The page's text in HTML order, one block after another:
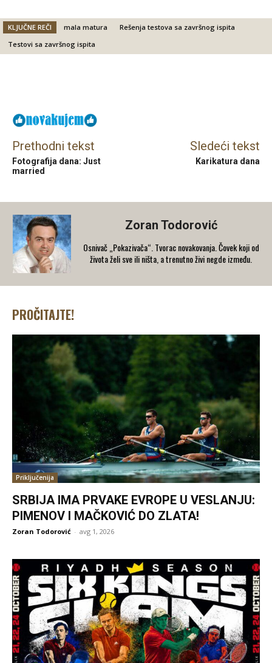
KLJUČNE REČI mala matura
Rešenja testova sa završnog ispita
Testovi sa završnog ispita
Prethodni tekst
Fotografija dana: Just
married
Sledeći tekst
Karikatura dana
Zoran Todorović
Osnivač „Pokazivača“. Tvorac novakovanja. Čovek koji od
života želi sve ili ništa, a trenutno živi negde između.
PROČITAJTE!
Priključenija
SRBIJA IMA PRVAKE EVROPE U VESLANJU:
PIMENOV I MAČKOVIĆ DO ZLATA!
Zoran Todorović - avg 1, 2026